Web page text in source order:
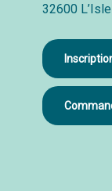
32600